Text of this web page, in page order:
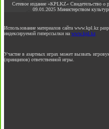
Сетевое издание «KPLKZ» Свидетельство
09.01.2025 Министерством
Использование материалов сайта www.kpl.kz
индексируемой гиперссылки на www.kpl.kz
Участие в азартных играх может вызвать
(принципов) ответственной игры.